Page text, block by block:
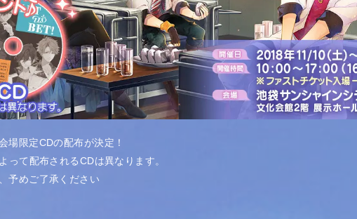
場限定CDの配布が決定！
って配布されるCDは異なります。
予めご了承ください